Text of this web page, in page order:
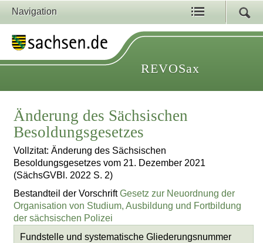
Navigation
REVOSax
Änderung des Sächsischen
Besoldungsgesetzes
Vollzitat: Änderung des Sächsischen
Besoldungsgesetzes vom 21. Dezember 2021
(SächsGVBl. 2022 S. 2)
Bestandteil der VorschriftGesetz zur Neuordnung der
Organisation von Studium, Ausbildung und Fortbildung
der sächsischen Polizei
Fundstelle und systematische Gliederungsnummer